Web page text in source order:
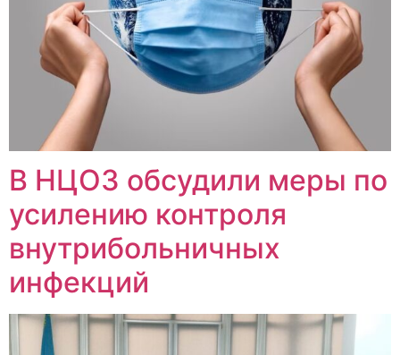
В НЦОЗ обсудили меры по
усилению контроля
внутрибольничных
инфекций